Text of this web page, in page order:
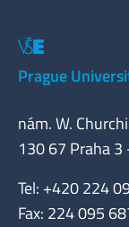
Prague
nám. W.
130 67 Praha 3
Tel: +420 224
Fax: 224 095